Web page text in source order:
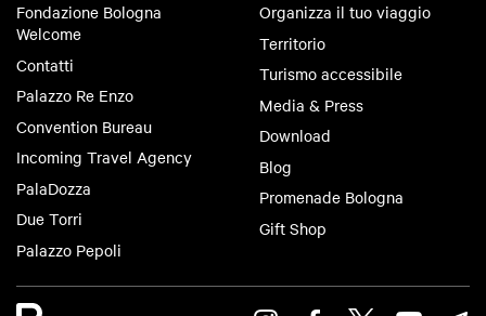
Fondazione Bologna
Welcome
Contatti
Palazzo Re Enzo
Convention Bureau
Incoming Travel Agency
PalaDozza
Due Torri
Palazzo Pepoli
Organizza il tuo viaggio
Territorio
Turismo accessibile
Media & Press
Download
Blog
Promenade Bologna
Gift Shop